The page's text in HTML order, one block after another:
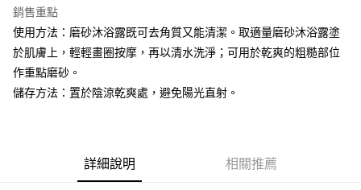
2.付款方式選擇「大哥付你分期」，訂單成立後會自動跳轉到大哥付的交易
流程，驗證手機門號後，選擇欲分期的期數、繳款截止日，確認付款後即完
成交易。
3.實際核准額度、可分期數及費用金額請依後續交易確認頁面所載為準。
4.訂單成立30分鐘內，如未前往確認交易或遇審核未通過，訂單將自動取
消。如遇「轉專審核」未通過狀況，表示未達大哥付你分期系統評分，恕無
法說明評估內容。
2.透過簡訊連結打開帳單後，可選擇「超商條碼／台灣大直營門市／銀行轉
帳／街口支付／iPASS MONEY」等通路繳費。
相關說明
【關於「AFTEE先享後付」】
AFTEE先享後付是「在收到商品之後才付款」的支付方式。 讓您購物簡單
１．簡單：不需註冊會員、不需綁卡、不需儲值。
２．便利：只要手機號碼，簡訊認證，即可結帳。
結帳頁面，進行簡訊認證並確認金額後，即可完成結帳。
２．訂單成立數日內，您將收到繳費通知簡訊。
ATM付款
運送方式
付款後7-11取貨
每筆NT$70，滿NT$899(含以上)免運費
銷售重點
使用方法：磨砂沐浴露既可去角質又能清潔。取適量磨砂沐浴露塗
於肌膚上，輕輕畫圈按摩，再以清水洗淨；可用於乾爽的粗糙部位
作重點磨砂。
儲存方法：置於陰涼乾爽處，避免陽光直射。
詳細說明 相關推薦